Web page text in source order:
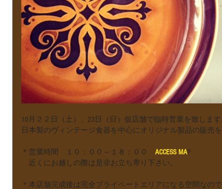
10月２２日（土）、23日（日）仮店舗で臨時営業を致しま
日本製のヴィンテージ食器を中心にオリジナル製品の販売
＊営業時間　１０：００～１８：００ ACCESS MAP
近くにお越しの際は是非お立ち寄り下さい。
＊本店舗完成後は完全プライベートエリアになる空間なの